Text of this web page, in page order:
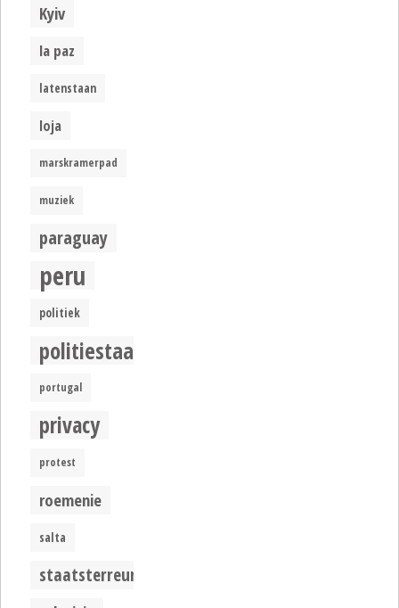
Kyiv
la paz
latenstaan
loja
marskramerpad
muziek
paraguay
peru
politiek
politiestaat
portugal
privacy
protest
roemenie
salta
staatsterreur